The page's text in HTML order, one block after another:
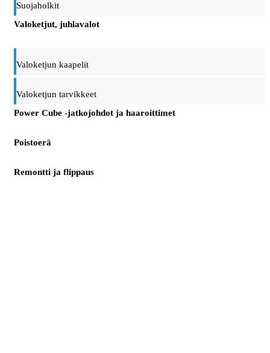
Suojaholkit
Valoketjut, juhlavalot
Valoketjun kaapelit
Valoketjun tarvikkeet
Power Cube -jatkojohdot ja haaroittimet
Poistoerä
Remontti ja flippaus